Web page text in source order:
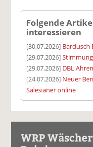
Folgende
interessieren
[30.07.2026] Bardusch
[29.07.2026]
[29.07.2026] DBL
[24.07.2026] Neuer
Salesianer online
WRP